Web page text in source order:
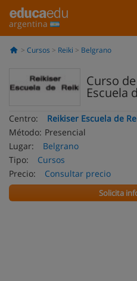
argentina
Cursos Reiki Belgrano
Curso
Escuela
Centro:
Reikiser Escuela de
Método: Presencial
Lugar:
Belgrano
Tipo:
Cursos
Precio:
Consultar precio
Solicita